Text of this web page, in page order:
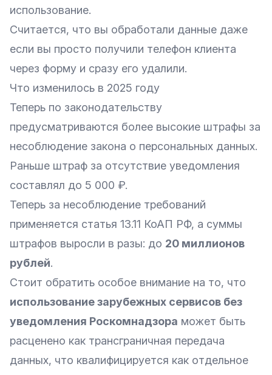
использование.
Считается, что вы обработали данные даже
если вы просто получили телефон клиента
через форму и сразу его удалили.
Что изменилось в 2025 году
Теперь по законодательству
предусматриваются более высокие штрафы за
несоблюдение закона о персональных данных.
Раньше штраф за отсутствие уведомления
составлял до 5 000 ₽.
Теперь за несоблюдение требований
применяется статья 13.11 КоАП РФ, а суммы
штрафов выросли в разы: до 20 миллионов
рублей.
Стоит обратить особое внимание на то, что
использование зарубежных сервисов без
уведомления Роскомнадзора может быть
расценено как трансграничная передача
данных, что квалифицируется как отдельное